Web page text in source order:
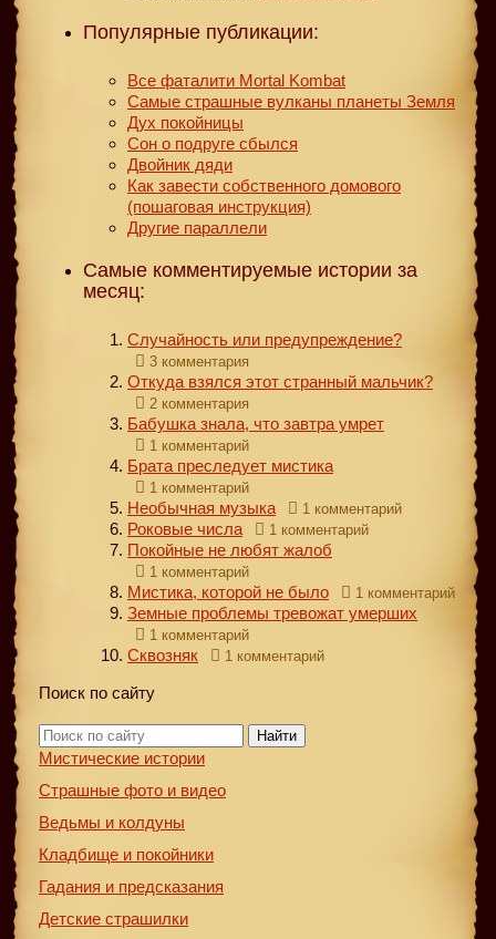
Популярные публикации:
Все фаталити Mortal Kombat
Самые страшные вулканы планеты Земля
Дух покойницы
Сон о подруге сбылся
Двойник дяди
Как завести собственного домового
(пошаговая инструкция)
Другие параллели
Самые комментируемые истории за
месяц:
Случайность или предупреждение?
3 комментария
Откуда взялся этот странный мальчик?
2 комментария
Бабушка знала, что завтра умрет
1 комментарий
Брата преследует мистика
1 комментарий
Необычная музыка 1 комментарий
Роковые числа 1 комментарий
Покойные не любят жалоб
1 комментарий
Мистика, которой не было 1 комментарий
Земные проблемы тревожат умерших
1 комментарий
Сквозняк 1 комментарий
Поиск по сайту
Найти
Мистические истории
Страшные фото и видео
Ведьмы и колдуны
Кладбище и покойники
Гадания и предсказания
Детские страшилки